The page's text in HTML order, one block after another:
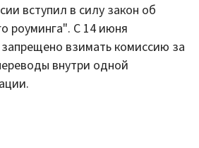
вступил в силу закон об
роуминга". С 14 июня
взимать комиссию за
внутри одной